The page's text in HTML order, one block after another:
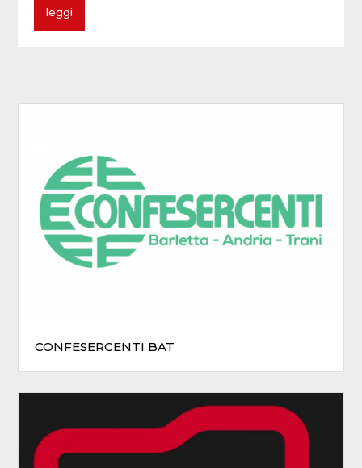
leggi
CONFESERCENTI BAT